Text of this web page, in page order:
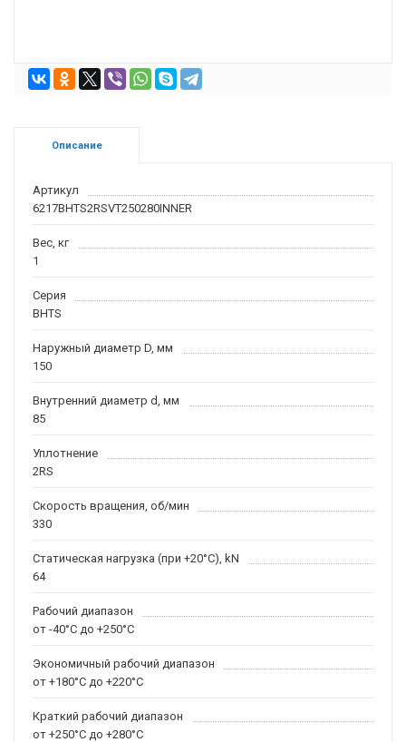
Описание
Артикул
6217BHTS2RSVT250280INNER
Вес, кг
1
Серия
BHTS
Наружный диаметр D, мм
150
Внутренний диаметр d, мм
85
Уплотнение
2RS
Скорость вращения, об/мин
330
Статическая нагрузка (при +20°C), kN
64
Рабочий диапазон
от -40°C до +250°C
Экономичный рабочий диапазон
от +180°C до +220°C
Краткий рабочий диапазон
от +250°C до +280°C